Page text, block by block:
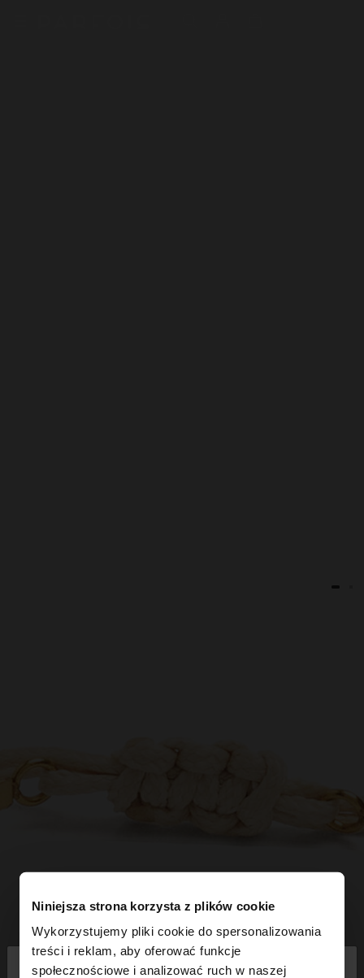
Niniejsza strona korzysta z plików cookie
Wykorzystujemy pliki cookie do spersonalizowania
treści i reklam, aby oferować funkcje
społecznościowe i analizować ruch w naszej
witaj